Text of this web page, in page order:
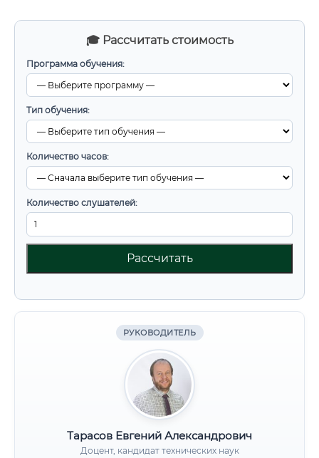
🎓 Рассчитать стоимость
Программа обучения:
Тип обучения:
Количество часов:
Количество слушателей:
Рассчитать
РУКОВОДИТЕЛЬ
Тарасов Евгений Александрович
Доцент, кандидат технических наук